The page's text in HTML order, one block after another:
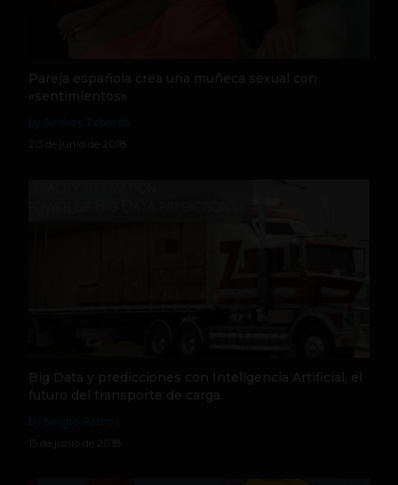
Pareja española crea una muñeca sexual con
«sentimientos»
20 de junio de 2018
Big Data y predicciones con Inteligencia Artificial, el
futuro del transporte de carga
15 de junio de 2018